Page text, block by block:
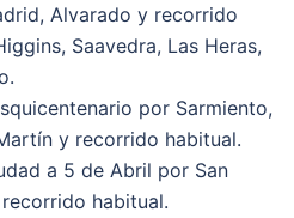
Alvarado y recorrido
Saavedra, Las Heras,
por Sarmiento,
y recorrido habitual.
a 5 de Abril por San
habitual.